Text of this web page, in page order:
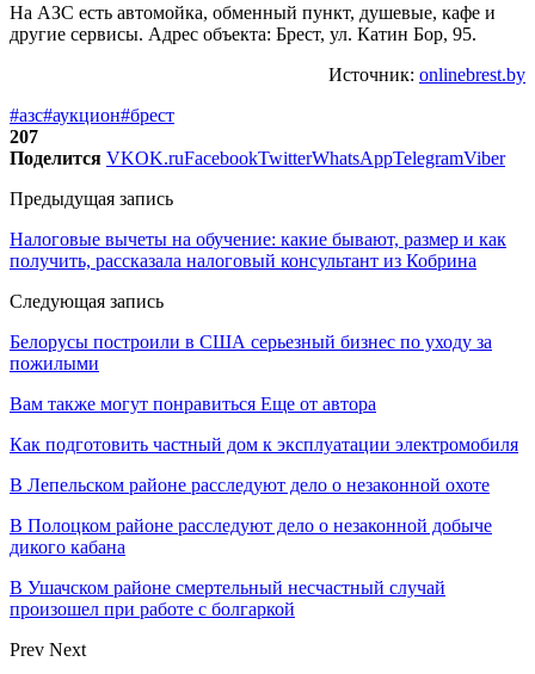
На АЗС есть автомойка, обменный пункт, душевые, кафе и
другие сервисы. Адрес объекта: Брест, ул. Катин Бор, 95.
Источник: onlinebrest.by
#азс#аукцион#брест
207
Поделится VKOK.ruFacebookTwitterWhatsAppTelegramViber
Предыдущая запись
Налоговые вычеты на обучение: какие бывают, размер и как
получить, рассказала налоговый консультант из Кобрина
Следующая запись
Белорусы построили в США серьезный бизнес по уходу за
пожилыми
Вам также могут понравиться Еще от автора
Как подготовить частный дом к эксплуатации электромобиля
В Лепельском районе расследуют дело о незаконной охоте
В Полоцком районе расследуют дело о незаконной добыче
дикого кабана
В Ушачском районе смертельный несчастный случай
произошел при работе с болгаркой
Prev Next